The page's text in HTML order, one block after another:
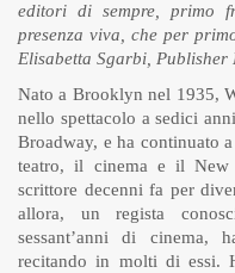
editori di sempre, primo
presenza viva, che per
Elisabetta Sgarbi, Publisher
Nato a Brooklyn nel 1935,
nello spettacolo a sedici
Broadway, e ha continuato
teatro, il cinema e il New
scrittore decenni fa per
allora, un regista
sessant’anni di cinema,
recitando in molti di essi.